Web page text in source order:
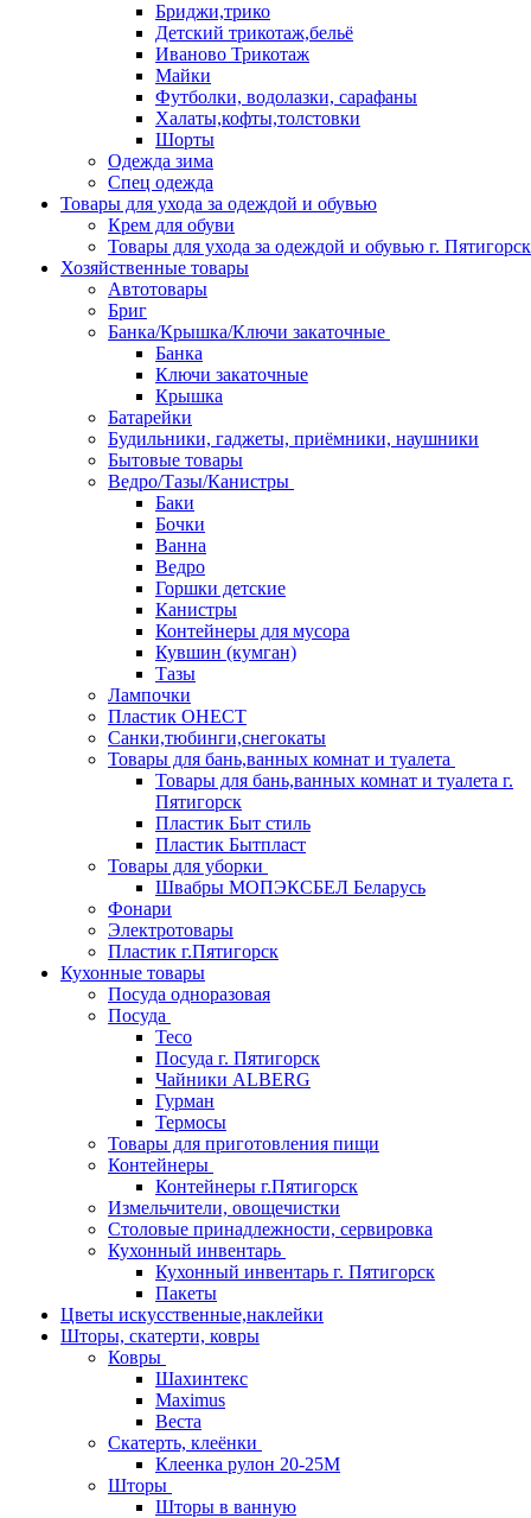
Бриджи,трико
Детский трикотаж,бельё
Иваново Трикотаж
Майки
Футболки, водолазки, сарафаны
Халаты,кофты,толстовки
Шорты
Одежда зима
Спец одежда
Товары для ухода за одеждой и обувью
Крем для обуви
Товары для ухода за одеждой и обувью г. Пятигорск
Хозяйственные товары
Автотовары
Бриг
Банка/Крышка/Ключи закаточные
Банка
Ключи закаточные
Крышка
Батарейки
Будильники, гаджеты, приёмники, наушники
Бытовые товары
Ведро/Тазы/Канистры
Баки
Бочки
Ванна
Ведро
Горшки детские
Канистры
Контейнеры для мусора
Кувшин (кумган)
Тазы
Лампочки
Пластик ОНЕСТ
Санки,тюбинги,снегокаты
Товары для бань,ванных комнат и туалета
Товары для бань,ванных комнат и туалета г.
Пятигорск
Пластик Быт стиль
Пластик Бытпласт
Товары для уборки
Швабры МОПЭКСБЕЛ Беларусь
Фонари
Электротовары
Пластик г.Пятигорск
Кухонные товары
Посуда одноразовая
Посуда
Teco
Посуда г. Пятигорск
Чайники ALBERG
Гурман
Термосы
Товары для приготовления пищи
Контейнеры
Контейнеры г.Пятигорск
Измельчители, овощечистки
Столовые принадлежности, сервировка
Кухонный инвентарь
Кухонный инвентарь г. Пятигорск
Пакеты
Цветы искусственные,наклейки
Шторы, скатерти, ковры
Ковры
Шахинтекс
Maximus
Веста
Скатерть, клеёнки
Клеенка рулон 20-25М
Шторы
Шторы в ванную